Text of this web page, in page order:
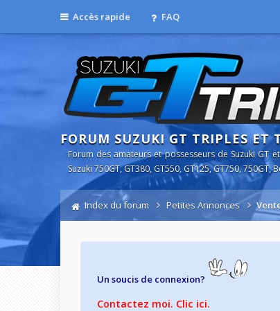
Accès rapide FAQ
FORUM SUZUKI GT TRIPLES ET
Forum des amateurs et possesseurs de Suzuki GT
Suzuki 750GT, GT380, GT550, GT125, GT750, 750GT,
Index du forum Petites Annonces
Un soucis de connexion?
Contactez moi. Clic ici.